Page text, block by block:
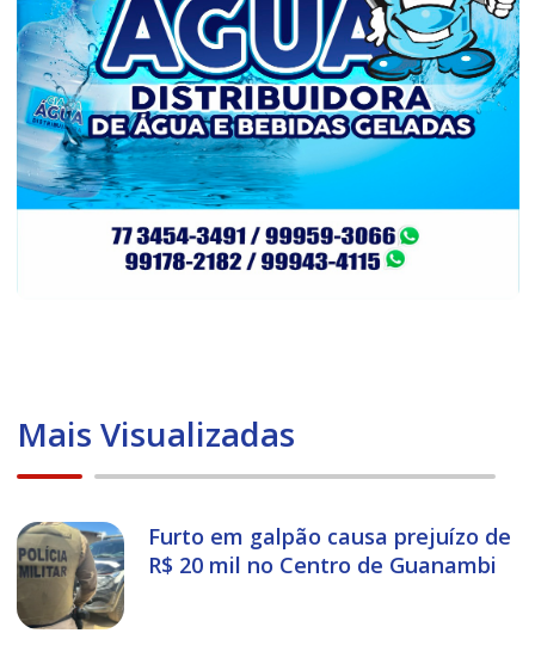
Mais Visualizadas
Furto em galpão causa prejuízo de
R$ 20 mil no Centro de Guanambi